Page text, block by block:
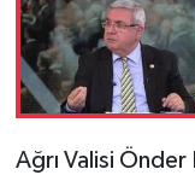
Ağrı Valisi Önder